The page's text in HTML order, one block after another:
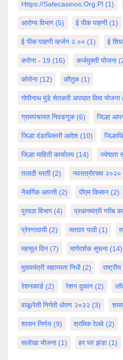
Https://safecasinos.org.pl (1)
आरोग्य विभाग(5) ई पीक पाहणी(1)
ई पीक पाहणी व्हर्जन २.०० (1) ई
करोना - 19 (16) कर्जमुक्ती योजना
कोरोना(12) कौतुक(1)
गोपीनाथ मुंडे शेतकरी अपघात विमा योजना
ग्रामपंचायत निवडणूक(6) जिल्हा
जिल्हा दंडाधिकारी आदेश (10)
जिल्हा माहिती कार्यालय (14) ज्येष्ठता
तलाठी भरती(2) नवरात्रोत्सव २०२०
नैसर्गिक आपत्ती(2) पीएम किसान (2)
पुरवठा विभाग(4) प्रधानमंत्री गरीब
प्रेरणादायी(2) मतदार यादी(1)
महसूल दिन (7) मार्गदर्शक सूचना(14)
मुख्यमंत्री सहाय्यता निधी(2)
रेशनकार्ड (2) रेशन दुकान (2)
वाळू/रेती निर्गती धोरण २०२२ (3)
शासन निर्णय (9) श्रमिक रेलवे (2)
सलोखा योजना(1) हर घर झंडा(1)